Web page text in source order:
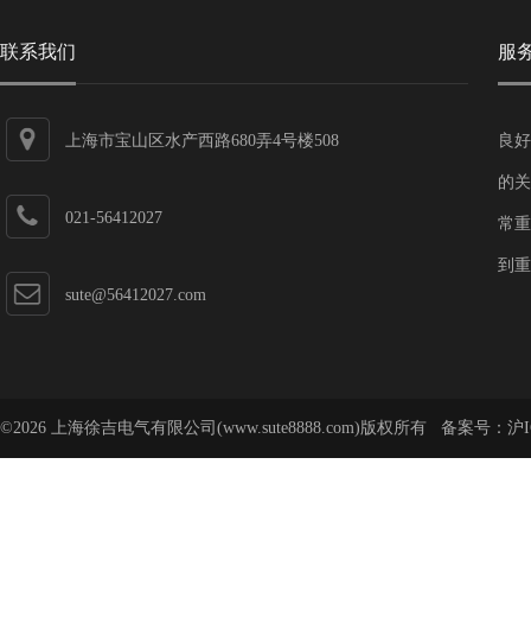
联系我们
上海市宝山区水产西路680弄4号楼508
021-56412027
sute@56412027.com
服
良
的
常
到
©2026 上海徐吉电气有限公司(www.sute8888.com)版权所有 备案号： 沪